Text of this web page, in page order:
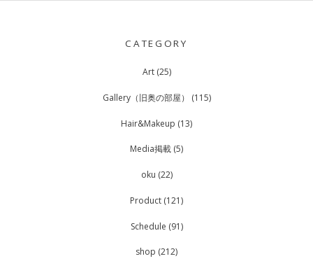
CATEGORY
Art(25)
Gallery（旧奥の部屋） (115)
Hair&Makeup (13)
Media掲載 (5)
oku (22)
Product (121)
Schedule (91)
shop (212)